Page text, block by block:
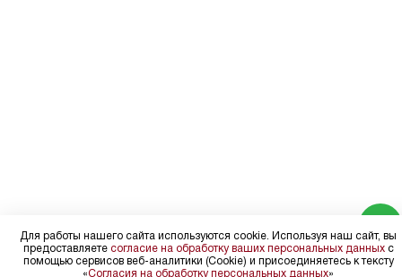
Для работы нашего сайта используются cookie. Используя наш сайт, вы
предоставляете согласие на обработку ваших персональных данныхс
помощью сервисов веб-аналитики (Cookie) и присоединяетесь к тексту
«Согласия на обработку персональных данных»